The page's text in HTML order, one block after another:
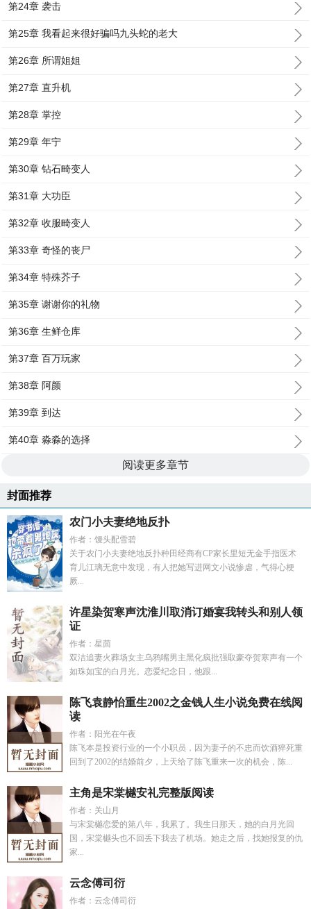
第24章 袭击
第25章 我看起来很好骗吗九头蛇的老大
第26章 所谓姐姐
第27章 直升机
第28章 掌控
第29章 年宁
第30章 钻石畸变人
第31章 大功臣
第32章 收服畸变人
第33章 奇怪的丧尸
第34章 特殊芥子
第35章 谢谢你的礼物
第36章 生鲜仓库
第37章 百万玩家
第38章 阿颜
第39章 到达
第40章 淼淼的选择
阅读更多章节
封面推荐
农门小夫妻绝地反扑
作者：馒头配雪碧
关于农门小夫妻绝地反扑种田经商有CP家长里短无金手指医术
育儿江璃无意中发现，有人把她写进网文小说惨虐，气得心梗
厥...
许星染贺寒声沈淮川取消订婚宴我转头和别人领
证
作者：星茴
双洁追妻火葬场女主乌鸦嘴男主黑化疯批强取豪夺贺寒声有一个
如珠如宝的白月光。恋爱纪念日，他跟...
陈飞袁静怡重生2002之金钱人生小说免费在线阅
读
作者：阳光在午夜
陈飞本是投资行业的一个小职员，因为妻子的不忠而饮酒猝死重
回到了2002的结婚前夕，上天给了陈飞重来一次的机会，陈...
主角是宋棠樾安礼完整版阅读
作者：关山月
与宋棠樾恋爱的第八年，我累了。我生日那天，她的白月光回
国，宋棠樾头也不回丢下我去了机场。她走之后，找她报复的仇
家...
云念傅司衍
作者：云念傅司衍